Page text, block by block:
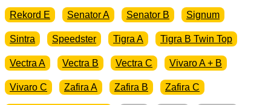
Rekord E Senator A Senator B Signum
Sintra Speedster Tigra A Tigra B Twin Top
Vectra A Vectra B Vectra C Vivaro A + B
Vivaro C Zafira A Zafira B Zafira C